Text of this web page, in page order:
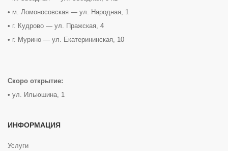
• м. Ломоносовская — ул. Народная, 1
• г. Кудрово — ул. Пражская, 4
• г. Мурино — ул. Екатерининская, 10
Скоро открытие:
• ул. Ильюшина, 1
ИНФОРМАЦИЯ
Услуги